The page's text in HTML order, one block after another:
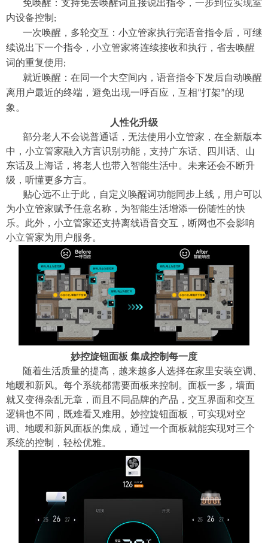
免唤醒：支持免去唤醒词直接说出指令，一步到位实现室
内设备控制 ;
一次唤醒，多轮交互：小立管家执行完语音指令后，可继
续说出下一个指令，小立管家将连续接收和执行，省去唤醒
词的重复使用 ;
就近唤醒：在同一个大空间内，语音指令下发后自动唤醒
离用户最近的终端，避免出现一呼百应，互相“打架”的现
象。
人性化升级
部分老人不会说普通话，无法使用小立管家，在全新版本
中，小立管家融入方言识别功能，支持广东话、四川话、山
东话及上海话，将老人也带入智能生活中。未来还会不断升
级，听懂更多方言。
贴心远不止于此，自定义唤醒词功能同步上线，用户可以
为小立管家赋予任意名称，为智能生活增添一份随性的快
乐。此外，小立管家还支持离线语音交互，断网也不会影响
小立管家为用户服务。
妙控旋钮面板 集成控制每一度
随着生活质量的提高，越来越多人选择在家里安装空调、
地暖和新风。每个系统都需要面板来控制。面板一多，墙面
就又变得杂乱无章，而且不同品牌的产品，交互界面和交互
逻辑也不同，既难看又难用。妙控旋钮面板，可实现对空
调、地暖和新风面板的集成，通过一个面板就能实现对三个
系统的控制，轻松优雅。